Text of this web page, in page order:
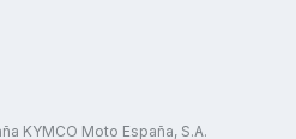
KYMCO Moto España, S.A.